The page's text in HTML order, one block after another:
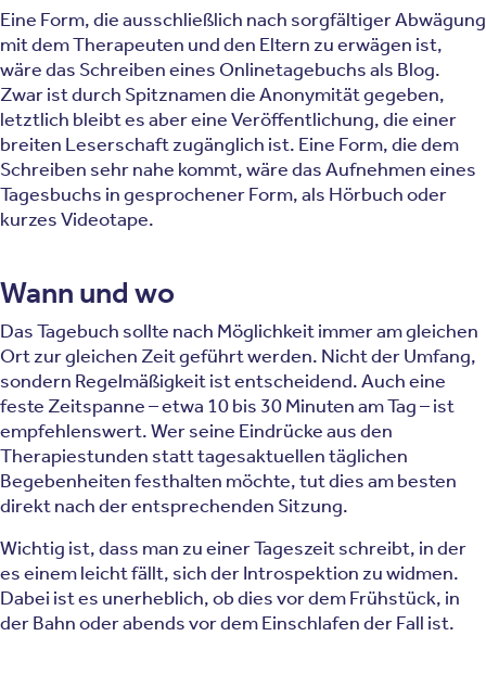
Eine Form, die ausschließlich nach sorgfältiger Abwägung
mit dem Therapeuten und den Eltern zu erwägen ist,
wäre das Schreiben eines Onlinetagebuchs als Blog.
Zwar ist durch Spitznamen die Anonymität gegeben,
letztlich bleibt es aber eine Veröffentlichung, die einer
breiten Leserschaft zugänglich ist. Eine Form, die dem
Schreiben sehr nahe kommt, wäre das Aufnehmen eines
Tagesbuchs in gesprochener Form, als Hörbuch oder
kurzes Videotape.
Wann und wo
Das Tagebuch sollte nach Möglichkeit immer am gleichen
Ort zur gleichen Zeit geführt werden. Nicht der Umfang,
sondern Regelmäßigkeit ist entscheidend. Auch eine
feste Zeitspanne – etwa 10 bis 30 Minuten am Tag – ist
empfehlenswert. Wer seine Eindrücke aus den
Therapiestunden statt tagesaktuellen täglichen
Begebenheiten festhalten möchte, tut dies am besten
direkt nach der entsprechenden Sitzung.
Wichtig ist, dass man zu einer Tageszeit schreibt, in der
es einem leicht fällt, sich der Introspektion zu widmen.
Dabei ist es unerheblich, ob dies vor dem Frühstück, in
der Bahn oder abends vor dem Einschlafen der Fall ist.